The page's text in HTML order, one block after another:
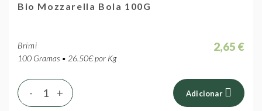
Bio Mozzarella Bola 100G
Brimi
100 Gramas • 26.50€ por Kg
2,65 €
+
- Adicionar